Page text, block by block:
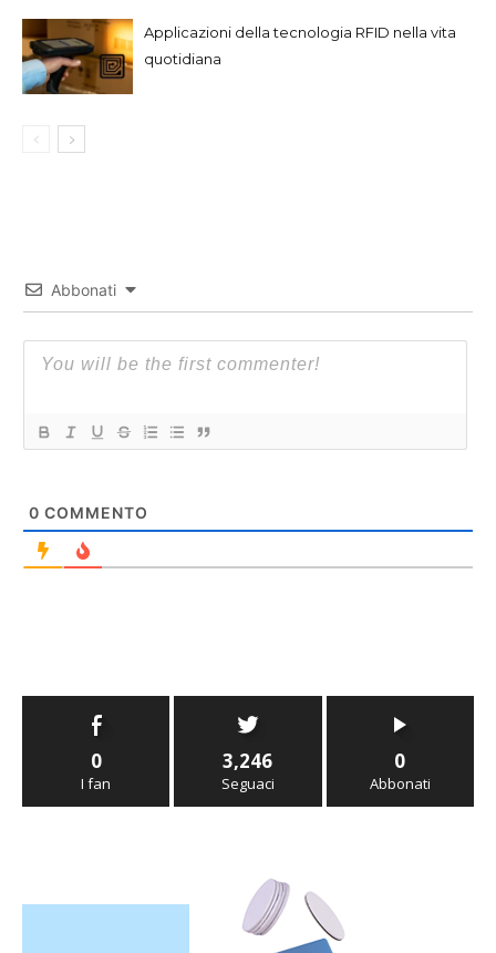
Applicazioni della tecnologia RFID nella vita
quotidiana
Abbonati
0 COMMENTO
0
I fan
3,246
Seguaci
0
Abbonati